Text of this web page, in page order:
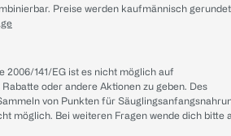
Preise werden kaufmännisch
2006/141/EG ist es nicht möglich auf
oder andere Aktionen zu geben. Des
von Punkten für
möglich. Bei weiteren Fragen wende dich bitte